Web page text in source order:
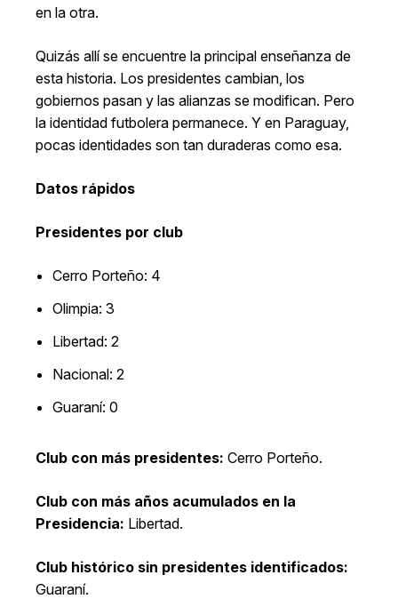
en la otra.
Quizás allí se encuentre la principal enseñanza de
esta historia. Los presidentes cambian, los
gobiernos pasan y las alianzas se modifican. Pero
la identidad futbolera permanece. Y en Paraguay,
pocas identidades son tan duraderas como esa.
Datos rápidos
Presidentes por club
Cerro Porteño: 4
Olimpia: 3
Libertad: 2
Nacional: 2
Guaraní: 0
Club con más presidentes: Cerro Porteño.
Club con más años acumulados en la
Presidencia: Libertad.
Club histórico sin presidentes identificados:
Guaraní.